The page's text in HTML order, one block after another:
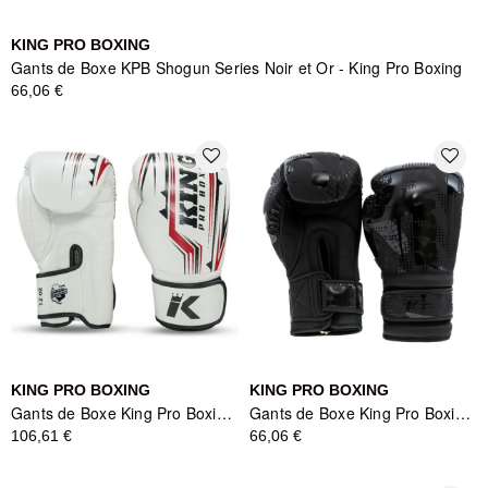
KING PRO BOXING
Gants de Boxe KPB Shogun Series Noir et Or - King Pro Boxing
66,06 €
favorite_border
KING PRO BOXING
Gants de Boxe King Pro Boxing Spartan Series - Blanc/Rouge/Noir
106,61 €
favorite_border
KING PRO BOXING
Gants de Boxe King Pro Boxing Shogun Noir
66,06 €